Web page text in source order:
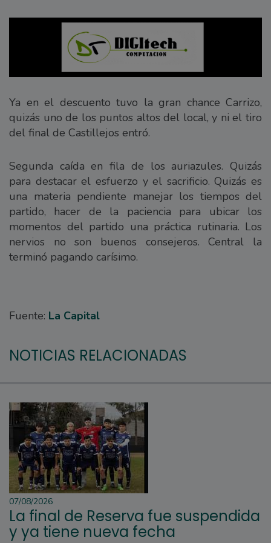
Ya en el descuento tuvo la gran chance Carrizo,
quizás uno de los puntos altos del local, y ni el tiro
del final de Castillejos entró.
Segunda caída en fila de los auriazules. Quizás
para destacar el esfuerzo y el sacrificio. Quizás es
una materia pendiente manejar los tiempos del
partido, hacer de la paciencia para ubicar los
momentos del partido una práctica rutinaria. Los
nervios no son buenos consejeros. Central la
terminó pagando carísimo.
Fuente: La Capital
NOTICIAS RELACIONADAS
07/08/2026
La final de Reserva fue suspendida
y ya tiene nueva fecha